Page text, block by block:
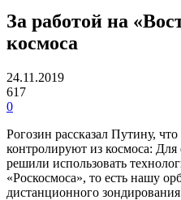
За работой на
космоса
24.11.2019
617
0
Рогозин рассказал Путину,
контролируют из космоса:
решили использовать
«Роскосмоса», то есть нашу
дистанционного